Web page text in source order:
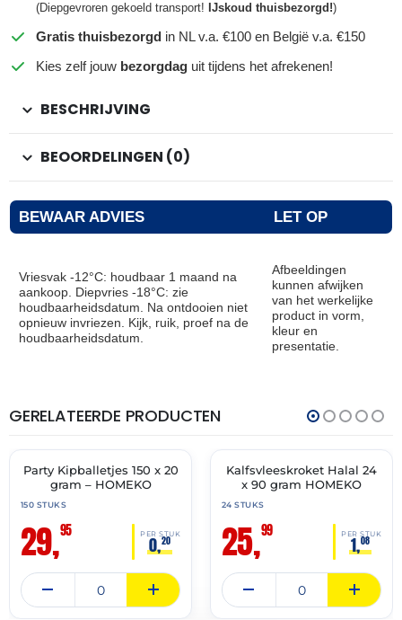
(Diepgevroren gekoeld transport! IJskoud thuisbezorgd!)
Gratis thuisbezorgd in NL v.a. €100 en België v.a. €150
Kies zelf jouw bezorgdag uit tijdens het afrekenen!
BESCHRIJVING
BEOORDELINGEN (0)
BEWAAR ADVIES LET OP
Vriesvak -12°C: houdbaar 1 maand na
aankoop. Diepvries -18°C: zie
houdbaarheidsdatum. Na ontdooien niet
opnieuw invriezen. Kijk, ruik, proef na de
houdbaarheidsdatum.
Afbeeldingen
kunnen afwijken
van het werkelijke
product in vorm,
kleur en
presentatie.
GERELATEERDE PRODUCTEN
✓ VAST ASSORTIMENT
THT:
31-
Party Kipballetjes 150 x 20
gram – HOMEKO
150 STUKS
29,95 PER STUK
0,20
✓ VAST ASSORTIMENT
Kalfsvleeskroket Halal 24
x 90 gram HOMEKO
24 STUKS
25,99 PER STUK
1,08